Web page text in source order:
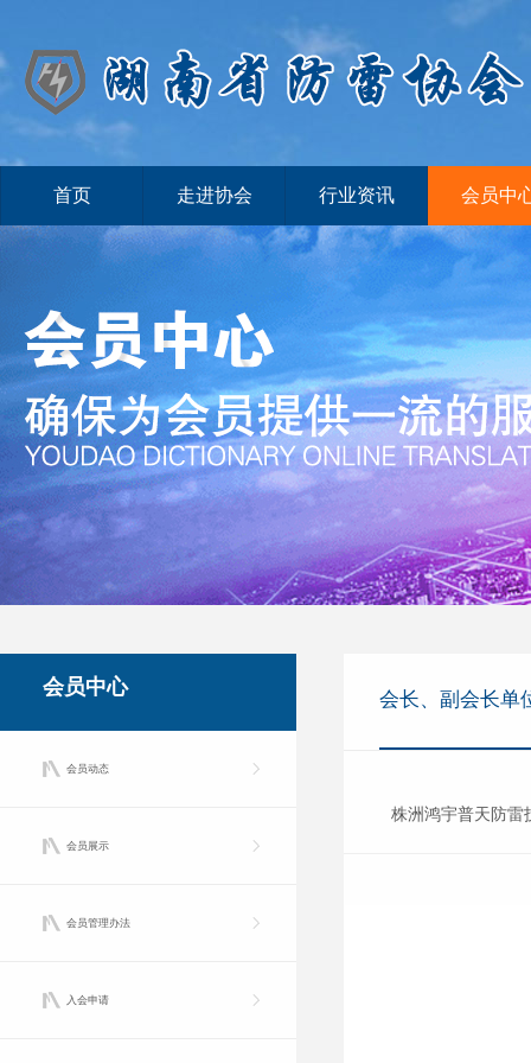
首页 走进协会 行业资讯 会员中
会员中心
会员动态
会员展示
会员管理办法
入会申请
会长、副会长单
株洲鸿宇普天防雷